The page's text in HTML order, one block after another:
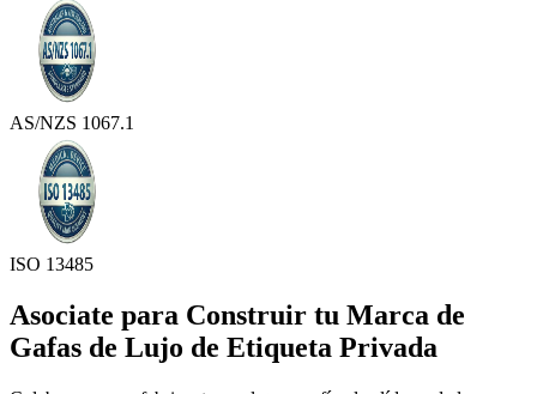
AS/NZS 1067.1
ISO 13485
Asociate para Construir tu Marca de
Gafas de Lujo de Etiqueta Privada